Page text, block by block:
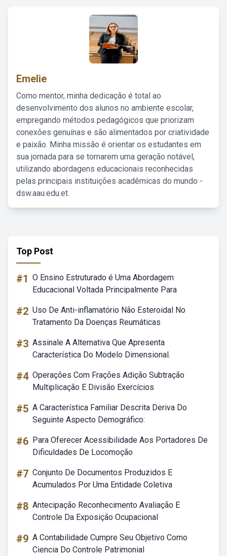
Emelie
Como mentor, minha dedicação é total ao
desenvolvimento dos alunos no ambiente escolar,
empregando métodos pedagógicos que priorizam
conexões genuínas e são alimentados por criatividade
e paixão. Minha missão é orientar os estudantes em
sua jornada para se tornarem uma geração notável,
utilizando abordagens educacionais reconhecidas
pelas principais instituições acadêmicas do mundo -
dsw.aau.edu.et.
Top Post
#1 O Ensino Estruturado é Uma Abordagem
Educacional Voltada Principalmente Para
#2 Uso De Anti-inflamatório Não Esteroidal No
Tratamento Da Doenças Reumáticas
#3 Assinale A Alternativa Que Apresenta
Característica Do Modelo Dimensional.
#4 Operações Com Frações Adição Subtração
Multiplicação E Divisão Exercícios
#5 A Característica Familiar Descrita Deriva Do
Seguinte Aspecto Demográfico:
#6 Para Oferecer Acessibilidade Aos Portadores De
Dificuldades De Locomoção
#7 Conjunto De Documentos Produzidos E
Acumulados Por Uma Entidade Coletiva
#8 Antecipação Reconhecimento Avaliação E
Controle Da Exposição Ocupacional
#9 A Contabilidade Cumpre Seu Objetivo Como
Ciencia Do Controle Patrimonial